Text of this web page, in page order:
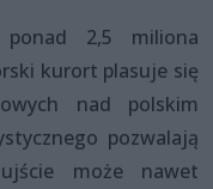
ponad 2,5 miliona
kurort plasuje się
nad polskim
pozwalają
może nawet